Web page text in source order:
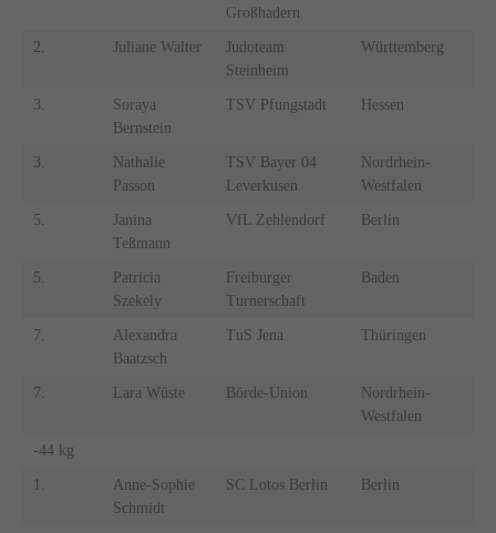
Großhadern
2. Juliane Walter
Judoteam
Steinheim
Württemberg
3.
Soraya
Bernstein
TSV Pfungstadt Hessen
3.
Nathalie
Passon
TSV Bayer 04
Leverkusen
Nordrhein-
Westfalen
5.
Janina
Teßmann
VfL Zehlendorf Berlin
5.
Patricia
Szekely
Freiburger
Turnerschaft
Baden
7.
Alexandra
Baatzsch
TuS Jena Thüringen
7. Lara Wüste Börde-Union
Nordrhein-
Westfalen
-44 kg
1.
Anne-Sophie
Schmidt
SC Lotos Berlin Berlin